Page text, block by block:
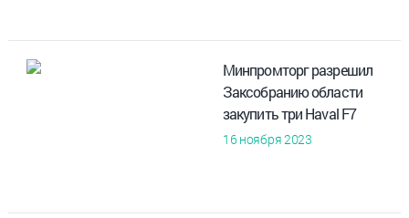
Минпромторг разрешил
Заксобранию области
закупить три Haval F7
16 ноября 2023